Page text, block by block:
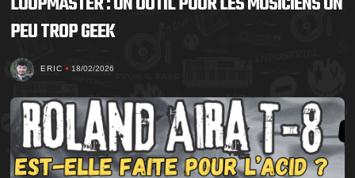
PEU TROP GEEK
ERIC 18/02/2026